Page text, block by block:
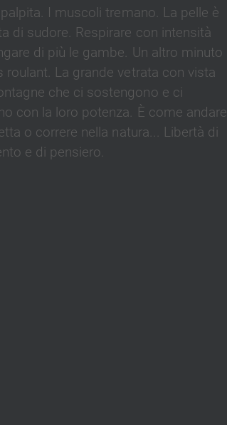
palpita. I muscoli tremano. La pelle è
di sudore. Respirare con intensità
di più le gambe. Un altro minuto
roulant. La grande vetrata con vista
che ci sostengono e ci
con la loro potenza. È come andare
o correre nella natura... Libertà di
e di pensiero.